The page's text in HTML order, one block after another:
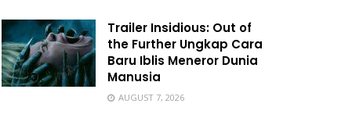
Trailer Insidious: Out of
the Further Ungkap Cara
Baru Iblis Meneror Dunia
Manusia
AUGUST 7, 2026